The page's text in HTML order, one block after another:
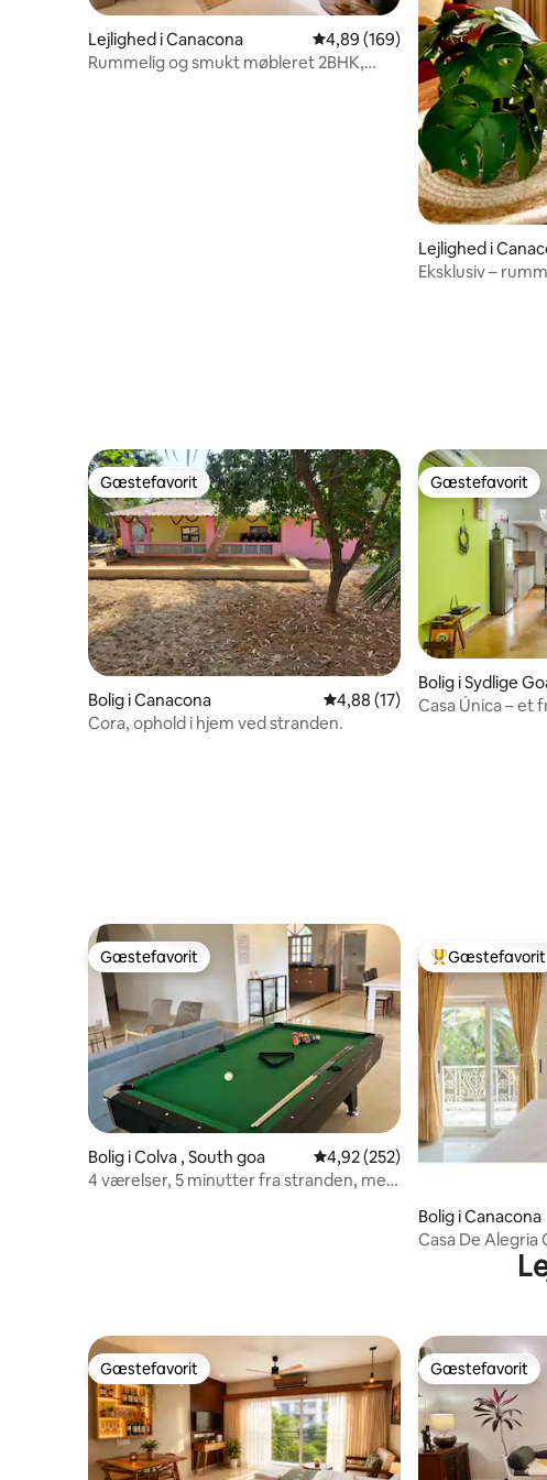
Lejlighed i Canacona 4,89 ud af 5 i gennemsnitlig
4,89 (169)
Rummelig og smukt møbleret 2BHK,
Lejlighed i
Eksklusiv –
Gæstefavorit
Gæstefavorit
Bolig i Canacona 4,88 ud af 5 i gennemsnitlig
4,88 (17)
Cora, ophold i hjem ved stranden.
Gæstefavorit
Gæstefavorit
Bolig i Sydlige
Casa Única –
Gæstefavorit
Gæstefavorit
Bolig i Colva , South goa 4,92 ud af 5 i gennemsnitlig
4,92 (252)
4 værelser, 5 minutter fra stranden, med
Bedste
Gæstefavorit
Bolig i Canacona
Casa De Alegria
Gæstefavorit
Gæstefavorit Gæstefavorit
Gæstefavorit